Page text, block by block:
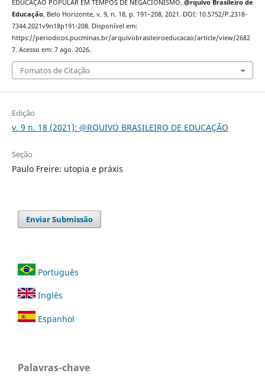
EDUCAÇÃO POPULAR EM TEMPOS DE NEGACIONISMO. @rquivo Brasileiro de
Educação, Belo Horizonte, v. 9, n. 18, p. 191–208, 2021. DOI: 10.5752/P.2318-
7344.2021v9n18p191-208. Disponível em:
https://periodicos.pucminas.br/arquivobrasileiroeducacao/article/view/2682
7. Acesso em: 7 ago. 2026.
Fomatos de Citação
Edição
v. 9 n. 18 (2021): @RQUIVO BRASILEIRO DE EDUCAÇÃO
Seção
Paulo Freire: utopia e práxis
Enviar Submissão
Português
Inglês
Espanhol
Palavras-chave